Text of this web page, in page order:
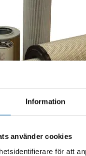
Information
använder cookies
för att